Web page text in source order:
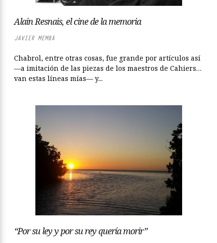
Alain Resnais, el cine de la memoria
JAVIER MEMBA
Chabrol, entre otras cosas, fue grande por artículos así
—a imitación de las piezas de los maestros de Cahiers…
van estas líneas mías— y...
“Por su ley y por su rey quería morir”